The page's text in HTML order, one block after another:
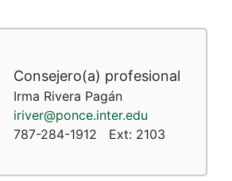
Consejero(a) profesional
Irma Rivera Pagán
iriver@ponce.inter.edu
787-284-1912
Ext: 2103